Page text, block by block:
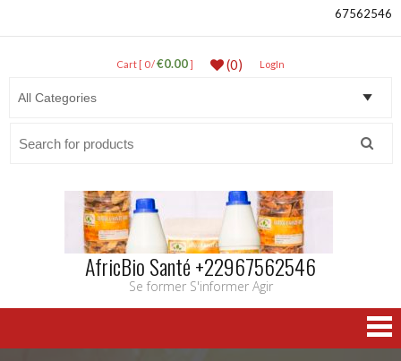
67562546
Cart [ 0 /€0.00] (0) LogIn
AfricBio Santé +22967562546
Se former S'informer Agir